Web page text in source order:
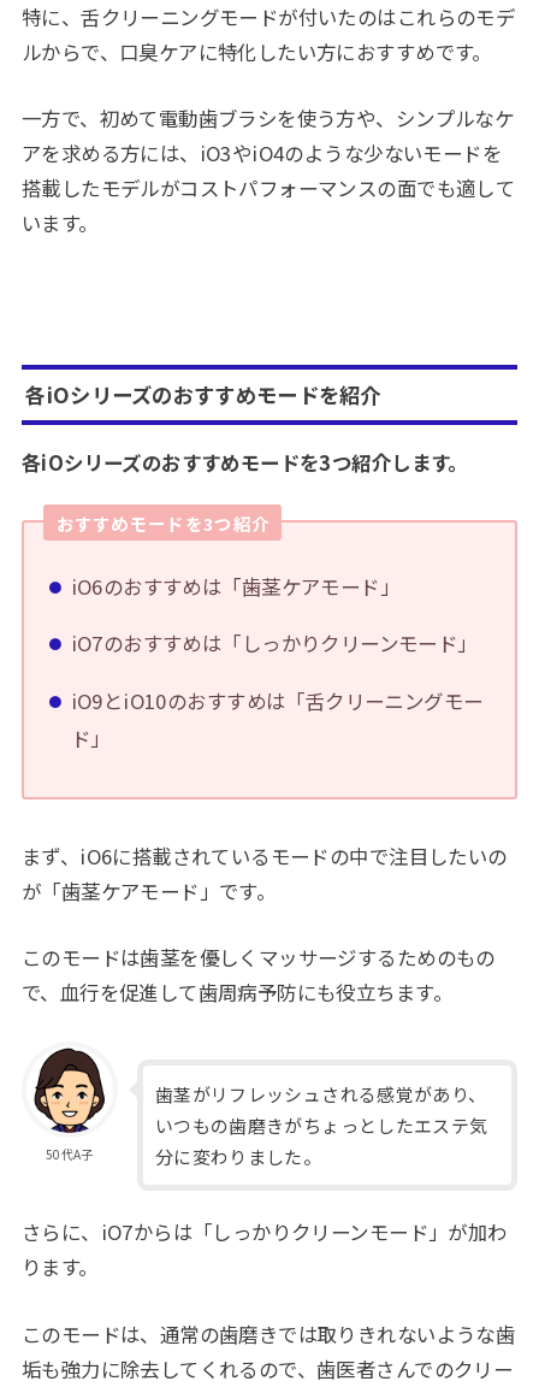
特に、舌クリーニングモードが付いたのはこれらのモデ
ルからで、口臭ケアに特化したい方におすすめです。
一方で、初めて電動歯ブラシを使う方や、シンプルなケ
アを求める方には、iO3やiO4のような少ないモードを
搭載したモデルがコストパフォーマンスの面でも適して
います。
各iOシリーズのおすすめモードを紹介
各iOシリーズのおすすめモードを3つ紹介します。
おすすめモードを3つ紹介
iO6のおすすめは「歯茎ケアモード」
iO7のおすすめは「しっかりクリーンモード」
iO9とiO10のおすすめは「舌クリーニングモー
ド」
まず、iO6に搭載されているモードの中で注目したいの
が「歯茎ケアモード」です。
このモードは歯茎を優しくマッサージするためのもの
で、血行を促進して歯周病予防にも役立ちます。
50代A子
歯茎がリフレッシュされる感覚があり、
いつもの歯磨きがちょっとしたエステ気
分に変わりました。
さらに、iO7からは「しっかりクリーンモード」が加わ
ります。
このモードは、通常の歯磨きでは取りきれないような歯
垢も強力に除去してくれるので、歯医者さんでのクリー